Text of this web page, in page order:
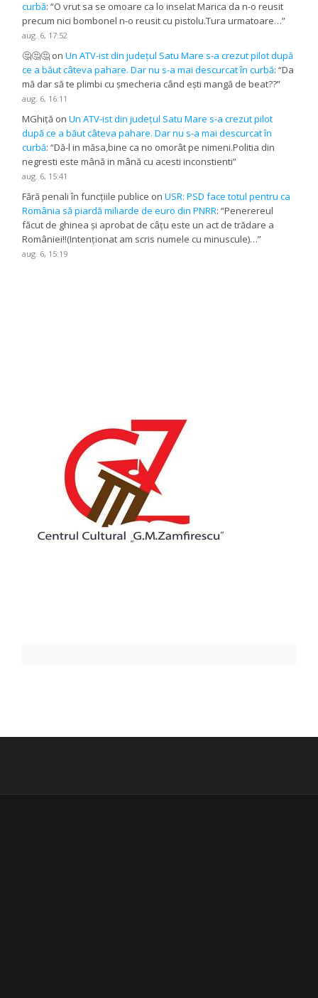
curbă: “O vrut sa se omoare ca lo inselat Marica da n-o reusit
precum nici bombonel n-o reusit cu pistolu.Tura urmatoare…”
aug. 6, 17:52
🤔🤔🤔 onUn ATV-ist din județul Satu Mare s-a crezut pilot după
ce a băut câteva pahare. Dar nu s-a mai descurcat în curbă: “Da
mă dar să te plimbi cu șmecheria când ești mangă de beat??”
aug. 6, 16:11
MGhiță onUn ATV-ist din județul Satu Mare s-a crezut pilot
după ce a băut câteva pahare. Dar nu s-a mai descurcat în
curbă: “Dă-l in măsa,bine ca no omorât pe nimeni.Politia din
negresti este mână in mână cu acesti inconstienti”
aug. 6, 15:41
Fără penali în funcțiile publice onUSR: PSD face totul pentru ca
România să piardă miliarde de euro din PNRR: “Penerereul
făcut de ghinea și aprobat de câțu este un act de trădare a
României!!(Intenționat am scris numele cu minuscule)…”
aug. 6, 15:19